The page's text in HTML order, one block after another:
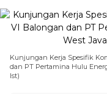
Kunjungan Kerja Spesifik
dan PT Pertamina Hulu
Ist)